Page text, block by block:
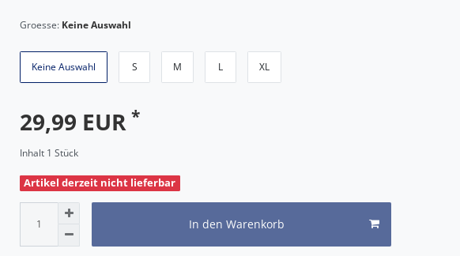
Groesse: Keine Auswahl
Keine Auswahl S M L XL
29,99 EUR *
Inhalt 1 Stück
Artikel derzeit nicht lieferbar
In den Warenkorb